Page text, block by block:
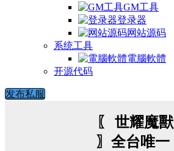
GM工具
登录器
网站源码
系统工具
電腦軟體
开源代码
发布私服
〖 世耀魔獸
〗全台唯一